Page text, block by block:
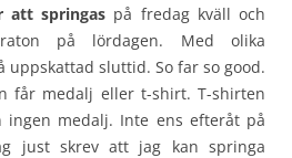
att springas på fredag kväll och
på lördagen. Med olika
sluttid. So far so good.
får medalj eller t-shirt. T-shirten
ingen medalj. Inte ens efteråt på
just skrev att jag kan springa